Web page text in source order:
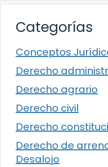
Categorías
Conceptos
Derecho
Derecho agrario
Derecho civil
Derecho
Derecho de
Desalojo